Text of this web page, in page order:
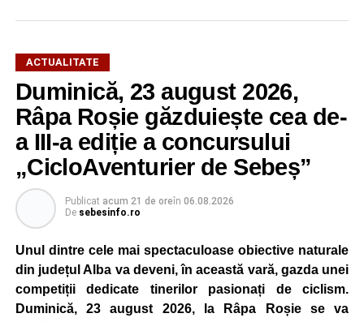
ACTUALITATE
Duminică, 23 august 2026,
Râpa Roșie găzduiește cea de-
a III-a ediție a concursului
„CicloAventurier de Sebeș”
Publicat acum 21 de oreîn 06.08.2026
De sebesinfo.ro
Unul dintre cele mai spectaculoase obiective naturale
din județul Alba va deveni, în această vară, gazda unei
competiții dedicate tinerilor pasionați de ciclism.
Duminică, 23 august 2026, la Râpa Roșie se va